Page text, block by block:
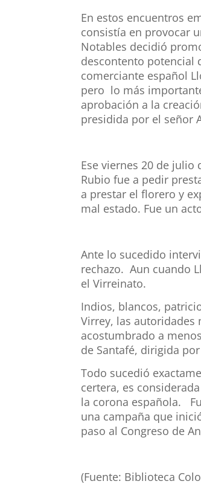
En estos encuentros
consistía en provocar
Notables decidió
descontento potencial
comerciante español
pero lo más
aprobación a la
presidida por el señor
Ese viernes 20 de julio
Rubio fue a pedir
a prestar el florero y
mal estado. Fue un
Ante lo sucedido
rechazo. Aun cuando
el Virreinato.
Indios, blancos,
Virrey, las
acostumbrado a
de Santafé, dirigida
Todo sucedió
certera, es
la corona española.
una campaña que
paso al Congreso de
(Fuente: Biblioteca